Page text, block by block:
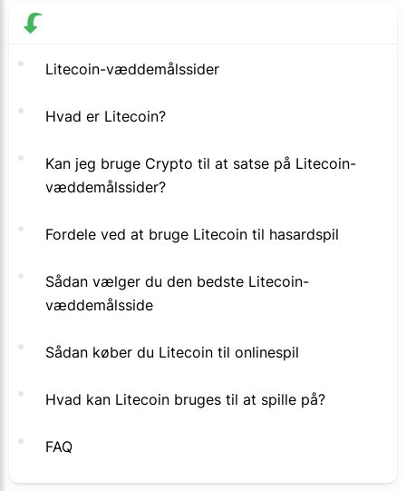
Litecoin-væddemålssider
Hvad er Litecoin?
Kan jeg bruge Crypto til at satse på Litecoin-
væddemålssider?
Fordele ved at bruge Litecoin til hasardspil
Sådan vælger du den bedste Litecoin-
væddemålsside
Sådan køber du Litecoin til onlinespil
Hvad kan Litecoin bruges til at spille på?
FAQ